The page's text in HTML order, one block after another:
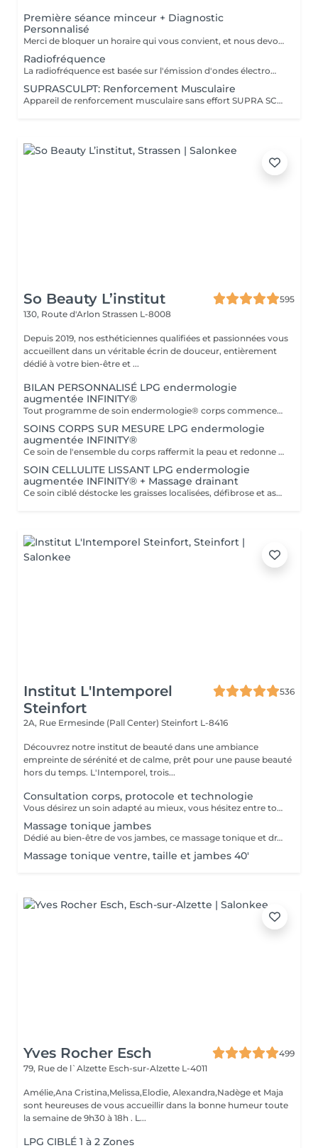
Première séance minceur + Diagnostic
Personnalisé
Merci de bloquer un horaire qui vous convient, et nous devons vous confirmer la bonne réception de votre demande de rendez-vous, laissez nous vos coordonnées ou appelez directement au 28795858 ou 691 696 697 Nous proposons un bilan personnalisé d'une heure qui comprend : -Analyse du corps avec une balance professionnelle qui calcule votre poids avec précision en déterminant les pourcentages de masse grasse et musculaire, le taux de graisse viscérale, la rétention d'eau ,votre IMC * et vos besoins caloriques. Analyse de votre silhouette et définition de vos objectifs, 1 premier séance sur un de nos appareils minceur haute technologie, Définition et proposition d'un parcours minceur adapté à votre profil et devis donné en fin de séance.
Radiofréquence
La radiofréquence est basée sur l'émission d'ondes électromagnétiques à très haute fréquence passant à travers la peau et qui produisent de la chaleur dans les tissus sous-cutanés. La chaleur produite va agir en profondeur, sans brûler la superficie, c'est-à-dire la peau. On arrive à chauffer jusqu'à 55° en profondeur, ce qui va stimuler les fibroblastes, lesquels vont fabriquer de nouvelles fibres d'élastine et de collagène. Parallèlement, la chaleur induit la rétraction des fibres de collagène préexistantes. Cette technique révolutionnaire traite en profondeur la peau, et stimule la production de nouveau collagène qui améliore la fermeté et la tension cutanée. L'effet de rétraction est immédiat, donnant un coup d'éclat visible et une meilleure fermeté de la peau. La rétraction se poursuit ensuite dans le temps.
SUPRASCULPT: Renforcement Musculaire
Appareil de renforcement musculaire sans effort SUPRA SCULPT: entreprise française ayant eu le prix de l'innovation pour cet appareil car très performant: ce sont des ondes électromagnétiques qui vont créer des contractions impossible à reproduire dans la vraie vie, et qui vont développer les muscles de la zone traitée: abdominaux, fessiers, cuisses avant ou arrières, bras, mollets.
So Beauty L’institut
595
130, Route d'Arlon Strassen L-8008
Depuis 2019, nos esthéticiennes qualifiées et passionnées vous
accueillent dans un véritable écrin de douceur, entièrement
dédié à votre bien-être et ...
BILAN PERSONNALISÉ LPG endermologie
augmentée INFINITY®
Tout programme de soin endermologie® corps commence par un bilan ultra-précis, avec l'application professionnelle ENDERMOLINK. Il se déroule en trois étapes clés : 1. Décryptage de votre mode de vie. 2. Analyse de votre peau. 3. Création de votre programme sur-mesure.
SOINS CORPS SUR MESURE LPG endermologie
augmentée INFINITY®
Ce soin de l'ensemble du corps raffermit la peau et redonne du galbe aux courbes pour retrouver une silhouette resculptée et plus ferme tout en procurant un grand moment de bien-être. DESTOCKE les graisses Grâce à la nouvelle tête de traitement brevetée Alliance, endermologie® permet de cibler et d'affiner les zones rebelles à lexercice et à l'hygiène alimentaire (bras, dos, ventre, taille, cuisses..) tout en s'adaptant précisément aux besoins de chaque peau. LISSE la cellulite La cellulite, qui touche 90 % des femmes même les plus minces et les plus sportives, résulte à la fois dun stockage de graisses dans les adipocytes (cellules graisseuses) et dune rétention d'eau tout autour. RAFFERMIT la peau Variations de poids, grossesses, temps qui passe la peau perd progressivement de sa tonicité et de sa souplesse. Même si ce relâchement cutané concerne tout le corps, certaines zones y sont plus sensibles : intérieur des cuisses, ventre, bras, etc
SOIN CELLULITE LISSANT LPG endermologie
augmentée INFINITY® + Massage drainant
Ce soin ciblé déstocke les graisses localisées, défibrose et assouplit les tissus pour traiter efficacement la cellulite adipeuse et fibreuse tout en procurant un grand moment de bien-être. 40 minutes LPG + 10 minutes de massage drainant/amincissant sur l'avant des jambes.
Institut L'Intemporel
Steinfort
536
2A, Rue Ermesinde (Pall Center) Steinfort L-8416
Découvrez notre institut de beauté dans une ambiance
empreinte de sérénité et de calme, prêt pour une pause beauté
hors du temps. L'Intemporel, trois...
Consultation corps, protocole et technologie
Vous désirez un soin adapté au mieux, vous hésitez entre toutes nos techniques, machines et protocoles divers. Nous avons donc mis en place ce moment privilégié avec une esthéticienne, qui vous écoutera et répondra à vos attentes en vous conseillant au mieux. Les 25€ de la consultation vous seront déduits de votre soin si vous prenez rdv .
Massage tonique jambes
Dédié au bien-être de vos jambes, ce massage tonique et drainant vous procure une délicieuse sensation de légèreté.
Massage tonique ventre, taille et jambes 40'
Yves Rocher Esch
499
79, Rue de l`Alzette Esch-sur-Alzette L-4011
Amélie,Ana Cristina,Melissa,Elodie, Alexandra,Nadège et Maja
sont heureuses de vous accueillir dans la bonne humeur toute
la semaine de 9h30 à 18h . L...
LPG CIBLÉ 1 à 2 Zones